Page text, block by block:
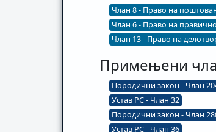
Члан 8 - Право на
Члан 6 - Право на
Члан 13 - Право на
Примењени
Породични закон - Члан
Устав РС - Члан 32
Породични закон - Члан
Устав РС - Члан 36